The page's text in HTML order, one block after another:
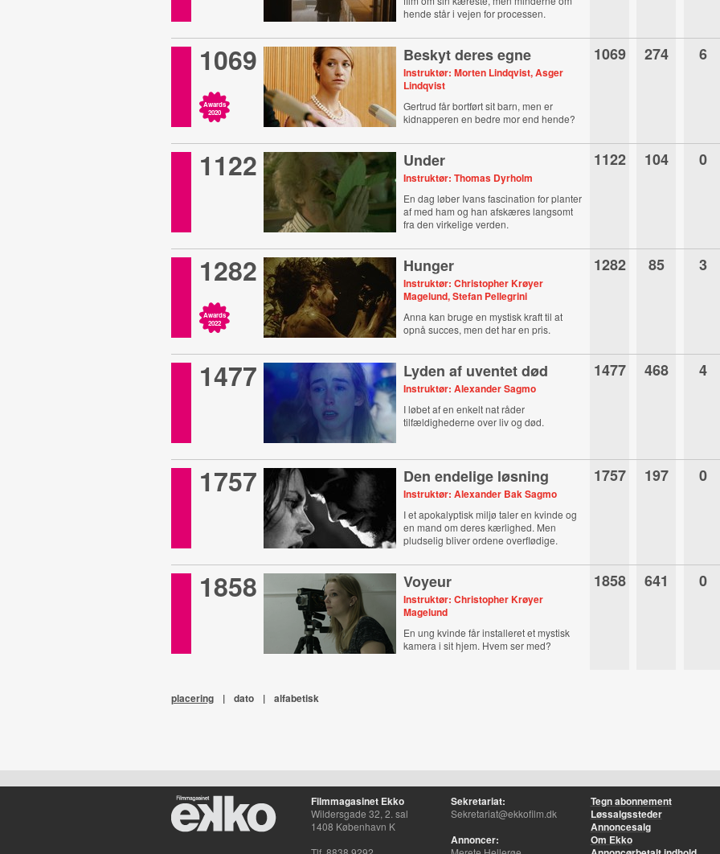
hende står i vejen for processen.
1069
Awards
2020
Beskyt deres egne
Instruktør: Morten Lindqvist, Asger
Lindqvist
Gertrud får bortført sit barn, men er
kidnapperen en bedre mor end hende?
1069 274 6
1122 Under
Instruktør: Thomas Dyrholm
En dag løber Ivans fascination for planter
af med ham og han afskæres langsomt
fra den virkelige verden.
1122 104 0
1282
Awards
2022
Hunger
Instruktør: Christopher Krøyer
Magelund, Stefan Pellegrini
Anna kan bruge en mystisk kraft til at
opnå succes, men det har en pris.
1282 85 3
1477 Lyden af uventet død
Instruktør: Alexander Sagmo
I løbet af en enkelt nat råder
tilfældighederne over liv og død.
1477 468 4
1757 Den endelige løsning
Instruktør: Alexander Bak Sagmo
I et apokalyptisk miljø taler en kvinde og
en mand om deres kærlighed. Men
pludselig bliver ordene overflødige.
1757 197 0
1858 Voyeur
Instruktør: Christopher Krøyer
Magelund
En ung kvinde får installeret et mystisk
kamera i sit hjem. Hvem ser med?
1858 641 0
placering | dato | alfabetisk
Filmmagasinet Ekko
Wildersgade 32, 2. sal
1408 København K
Sekretariat:
Sekretariat@ekkofilm.dk
Annoncer:
Tegn abonnement
Løssalgssteder
Annoncesalg
Om Ekko